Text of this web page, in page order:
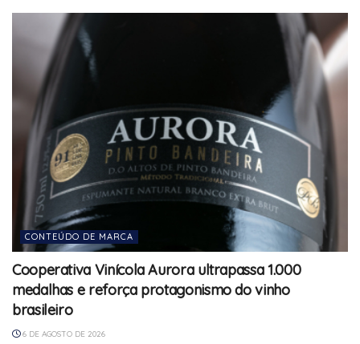
CONTEÚDO DE MARCA
Cooperativa Vinícola Aurora ultrapassa 1.000
medalhas e reforça protagonismo do vinho
brasileiro
6 DE AGOSTO DE 2026